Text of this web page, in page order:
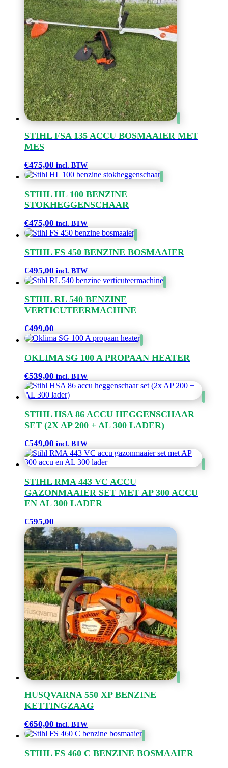
STIHL FSA 135 ACCU BOSMAAIER MET
MES
€475,00 incl. BTW
STIHL HL 100 BENZINE
STOKHEGGENSCHAAR
€475,00 incl. BTW
STIHL FS 450 BENZINE BOSMAAIER
€495,00 incl. BTW
STIHL RL 540 BENZINE
VERTICUTEERMACHINE
€499,00
OKLIMA SG 100 A PROPAAN HEATER
€539,00 incl. BTW
STIHL HSA 86 ACCU HEGGENSCHAAR
SET (2X AP 200 + AL 300 LADER)
€549,00 incl. BTW
STIHL RMA 443 VC ACCU
GAZONMAAIER SET MET AP 300 ACCU
EN AL 300 LADER
€595,00
HUSQVARNA 550 XP BENZINE
KETTINGZAAG
€650,00 incl. BTW
STIHL FS 460 C BENZINE BOSMAAIER